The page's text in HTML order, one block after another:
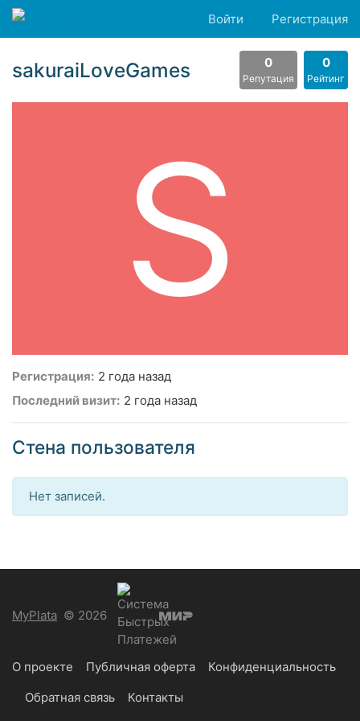
Войти Регистрация
sakuraiLoveGames 0
Репутация
0
Рейтинг
S
Регистрация: 2 года назад
Последний визит: 2 года назад
Стена пользователя
Нет записей.
MyPlata © 2026
О проекте Публичная оферта
Конфиденциальность
Обратная связь
Контакты